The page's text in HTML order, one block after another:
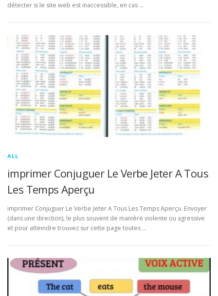
détecter si le site web est inaccessible, en cas …
ALL
imprimer Conjuguer Le Verbe Jeter A Tous
Les Temps Aperçu
imprimer Conjuguer Le Verbe Jeter A Tous Les Temps Aperçu. Envoyer
(dans une direction), le plus souvent de manière violente ou agressive
et pour atteindre trouvez sur cette page toutes …